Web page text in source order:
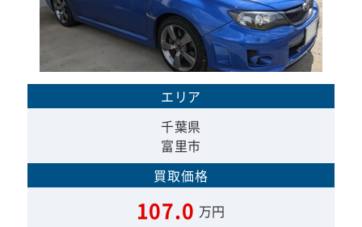
エリア
千葉県
富里市
買取価格
107.0 万円